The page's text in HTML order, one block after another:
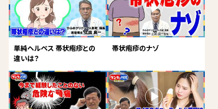
単純ヘルペス 帯状疱疹との
違いは？
帯状疱疹のナゾ